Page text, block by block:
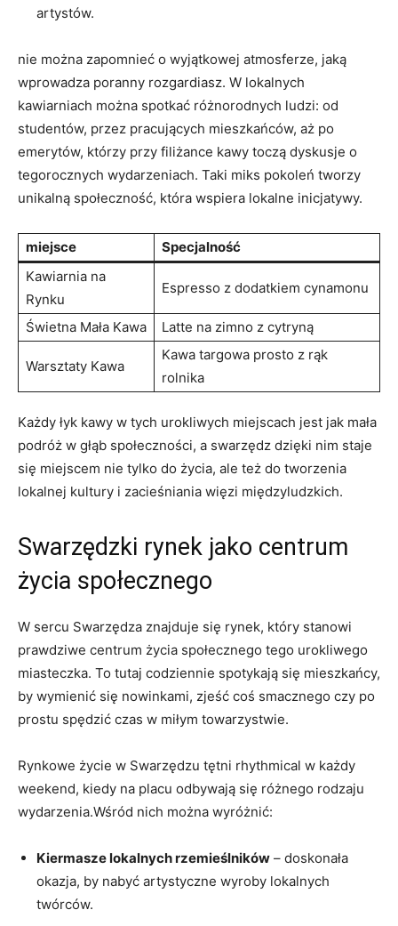
artystów.
nie można zapomnieć o wyjątkowej atmosferze, jaką
wprowadza poranny rozgardiasz. W lokalnych
kawiarniach można spotkać różnorodnych ludzi: od
studentów, przez pracujących mieszkańców, aż po
emerytów, którzy przy filiżance kawy toczą dyskusje o
tegorocznych wydarzeniach. Taki miks pokoleń tworzy
unikalną społeczność, która wspiera lokalne inicjatywy.
miejsce
Specjalność
Kawiarnia na
Rynku
Espresso z dodatkiem cynamonu
Świetna Mała Kawa Latte na zimno z cytryną
Warsztaty Kawa
Kawa targowa prosto z rąk
rolnika
Każdy łyk kawy w tych urokliwych miejscach jest jak mała
podróż w głąb społeczności, a swarzędz dzięki nim staje
się miejscem nie tylko do życia, ale też do tworzenia
lokalnej kultury i zacieśniania więzi międzyludzkich.
Swarzędzki rynek jako centrum
życia społecznego
W sercu Swarzędza znajduje się rynek, który stanowi
prawdziwe centrum życia społecznego tego urokliwego
miasteczka. To tutaj codziennie spotykają się mieszkańcy,
by wymienić się nowinkami, zjeść coś smacznego czy po
prostu spędzić czas w miłym towarzystwie.
Rynkowe życie w Swarzędzu tętni rhythmical w każdy
weekend, kiedy na placu odbywają się różnego rodzaju
wydarzenia.Wśród nich można wyróżnić:
Kiermasze lokalnych rzemieślników – doskonała
okazja, by nabyć artystyczne wyroby lokalnych
twórców.